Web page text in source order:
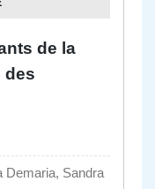
de la
des
Demaria, Sandra